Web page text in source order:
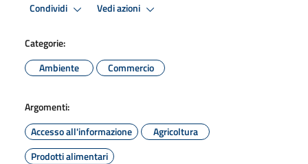
Condividi Vedi azioni
Categorie:
Ambiente
Commercio
Argomenti:
Accesso all'informazione
Agricoltura
Prodotti alimentari